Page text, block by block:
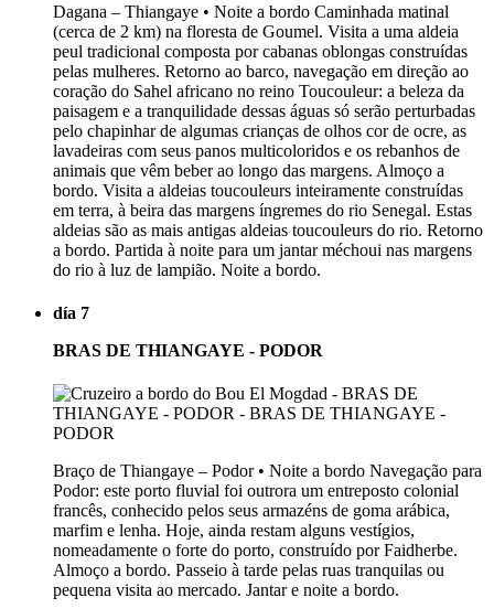
Dagana – Thiangaye • Noite a bordo Caminhada matinal
(cerca de 2 km) na floresta de Goumel. Visita a uma aldeia
peul tradicional composta por cabanas oblongas construídas
pelas mulheres. Retorno ao barco, navegação em direção ao
coração do Sahel africano no reino Toucouleur: a beleza da
paisagem e a tranquilidade dessas águas só serão perturbadas
pelo chapinhar de algumas crianças de olhos cor de ocre, as
lavadeiras com seus panos multicoloridos e os rebanhos de
animais que vêm beber ao longo das margens. Almoço a
bordo. Visita a aldeias toucouleurs inteiramente construídas
em terra, à beira das margens íngremes do rio Senegal. Estas
aldeias são as mais antigas aldeias toucouleurs do rio. Retorno
a bordo. Partida à noite para um jantar méchoui nas margens
do rio à luz de lampião. Noite a bordo.
día 7
BRAS DE THIANGAYE - PODOR
Braço de Thiangaye – Podor • Noite a bordo Navegação para
Podor: este porto fluvial foi outrora um entreposto colonial
francês, conhecido pelos seus armazéns de goma arábica,
marfim e lenha. Hoje, ainda restam alguns vestígios,
nomeadamente o forte do porto, construído por Faidherbe.
Almoço a bordo. Passeio à tarde pelas ruas tranquilas ou
pequena visita ao mercado. Jantar e noite a bordo.